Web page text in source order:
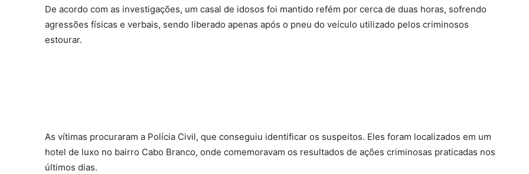
De acordo com as investigações, um casal de idosos foi mantido refém por cerca de duas horas, sofrendo
agressões físicas e verbais, sendo liberado apenas após o pneu do veículo utilizado pelos criminosos
estourar.
As vítimas procuraram a Polícia Civil, que conseguiu identificar os suspeitos. Eles foram localizados em um
hotel de luxo no bairro Cabo Branco, onde comemoravam os resultados de ações criminosas praticadas nos
últimos dias.